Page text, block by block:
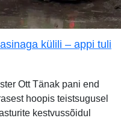
külili – appi tuli
Ott Tänak pani end
hoopis teistsugusel
kestvussõidul